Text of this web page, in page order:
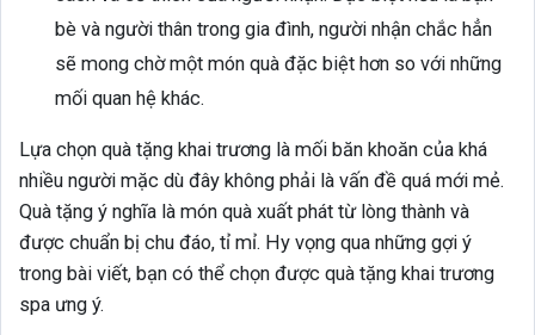
bè và người thân trong gia đình, người nhận chắc hẳn
sẽ mong chờ một món quà đặc biệt hơn so với những
mối quan hệ khác.
Lựa chọn quà tặng khai trương là mối băn khoăn của khá
nhiều người mặc dù đây không phải là vấn đề quá mới mẻ.
Quà tặng ý nghĩa là món quà xuất phát từ lòng thành và
được chuẩn bị chu đáo, tỉ mỉ. Hy vọng qua những gợi ý
trong bài viết, bạn có thể chọn được quà tặng khai trương
spa ưng ý.